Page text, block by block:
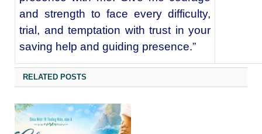
and strength to face every difficulty,
trial, and temptation with trust in your
saving help and guiding presence.”
RELATED POSTS